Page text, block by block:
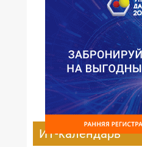
ИТ-календарь